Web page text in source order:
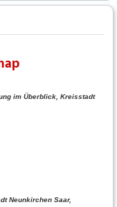
im Überblick, Kreisstadt
Neunkirchen Saar,